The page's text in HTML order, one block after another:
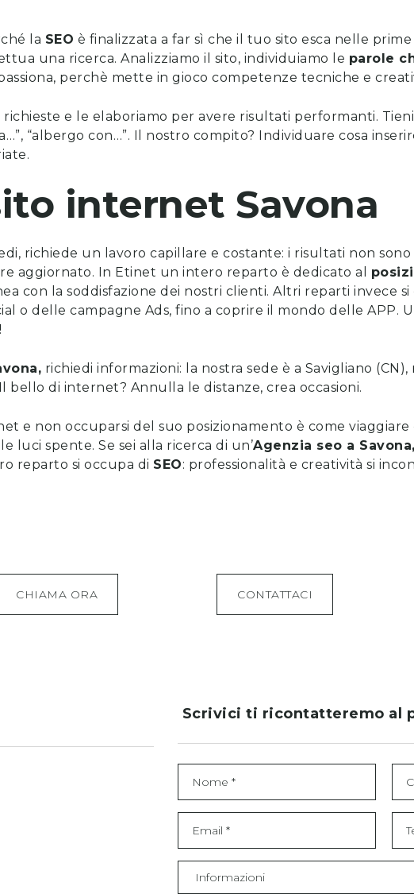
la SEO è finalizzata a far sì che il tuo sito esca nelle
una ricerca. Analizziamo il sito, individuiamo le parole
perchè mette in gioco competenze tecniche e
e le elaboriamo per avere risultati performanti.
“albergo con…”. Il nostro compito? Individuare cosa
internet Savona
richiede un lavoro capillare e costante: i risultati non sono
aggiornato. In Etinet un intero reparto è dedicato al
con la soddisfazione dei nostri clienti. Altri reparti invece
o delle campagne Ads, fino a coprire il mondo delle APP.
, richiedi informazioni: la nostra sede è a Savigliano
bello di internet? Annulla le distanze, crea occasioni.
e non occuparsi del suo posizionamento è come
luci spente. Se sei alla ricerca di un’Agenzia seo a Savona,
reparto si occupa di SEO: professionalità e creatività si
CHIAMA ORA CONTATTACI
Scrivici ti ricontatteremo al